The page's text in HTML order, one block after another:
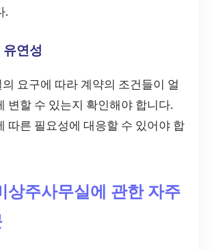
.
연성
요구에 따라 계약의 조건들이 얼
변할 수 있는지 확인해야 합니다.
따른 필요성에 대응할 수 있어야 합
상주사무실에 관한 자주